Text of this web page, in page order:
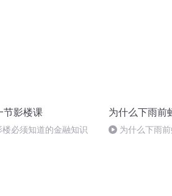
节影楼课
楼必须知道的金融知识
为什么下雨前
为什么下雨